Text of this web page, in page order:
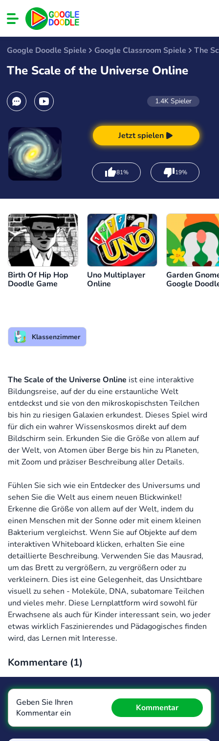
Google Doodle Spiele Google Classroom Spiele The
The Scale of the Universe Online
1.4K Spieler
Jetzt spielen
81% 19%
Birth Of Hip Hop
Doodle Game
Uno Multiplayer
Online
Garden
Google
Klassenzimmer
The Scale of the Universe Online ist eine interaktive
Bildungsreise, auf der du eine erstaunliche Welt
entdeckst und sie von den mikroskopischsten Teilchen
bis hin zu riesigen Galaxien erkundest. Dieses Spiel wird
für dich ein wahrer Wissenskosmos direkt auf dem
Bildschirm sein. Erkunden Sie die Größe von allem auf
der Welt, von Atomen über Berge bis hin zu Planeten,
mit Zoom und präziser Beschreibung aller Details.
Fühlen Sie sich wie ein Entdecker des Universums und
sehen Sie die Welt aus einem neuen Blickwinkel!
Erkenne die Größe von allem auf der Welt, indem du
einen Menschen mit der Sonne oder mit einem kleinen
Bakterium vergleichst. Wenn Sie auf Objekte auf dem
interaktiven Whiteboard klicken, erhalten Sie eine
detaillierte Beschreibung. Verwenden Sie das Mausrad,
um das Brett zu vergrößern, zu vergrößern oder zu
verkleinern. Dies ist eine Gelegenheit, das Unsichtbare
visuell zu sehen - Moleküle, DNA, subatomare Teilchen
und vieles mehr. Diese Lernplattform wird sowohl für
Erwachsene als auch für Kinder interessant sein, wo jeder
etwas wirklich Faszinierendes und Pädagogisches finden
wird, das Lernen mit Interesse.
Kommentare (1)
Geben Sie Ihren
Kommentar ein
Kommentar